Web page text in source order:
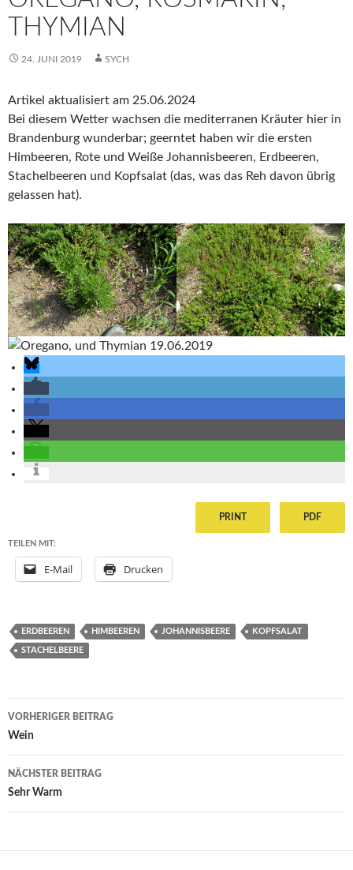
THYMIAN
24. JUNI 2019 SYCH
Artikel aktualisiert am 25.06.2024
Bei diesem Wetter wachsen die mediterranen Kräuter hier in
Brandenburg wunderbar; geerntet haben wir die ersten
Himbeeren, Rote und Weiße Johannisbeeren, Erdbeeren,
Stachelbeeren und Kopfsalat (das, was das Reh davon übrig
gelassen hat).
PRINT PDF
TEILEN MIT:
E-Mail Drucken
ERDBEEREN HIMBEEREN JOHANNISBEERE KOPFSALAT
STACHELBEERE
Beitragsnavigation
VORHERIGER BEITRAG
Wein
NÄCHSTER BEITRAG
Sehr Warm